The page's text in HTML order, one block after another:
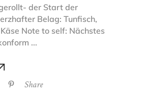
der Start der
Belag: Tunfisch,
Note to self: Nächstes
Share